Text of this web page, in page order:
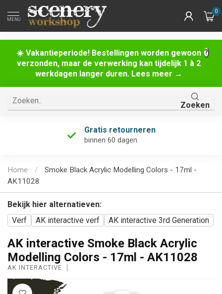
☀️ Vakantieperiode! Bestellingen worden gewoon
verzonden, maar de verwerking kan tijdelijk 1 à 2
werkdagen langer duren. Lees meer →
MENU
0
Zoeken
Gratis retourneren
binnen 60 dagen
Home /
Smoke Black Acrylic Modelling Colors - 17ml -
AK11028
Bekijk hier alternatieven:
Verf
AK interactive verf AK interactive 3rd Generation
AK interactive Smoke Black Acrylic
Modelling Colors - 17ml - AK11028
AK INTERACTIVE